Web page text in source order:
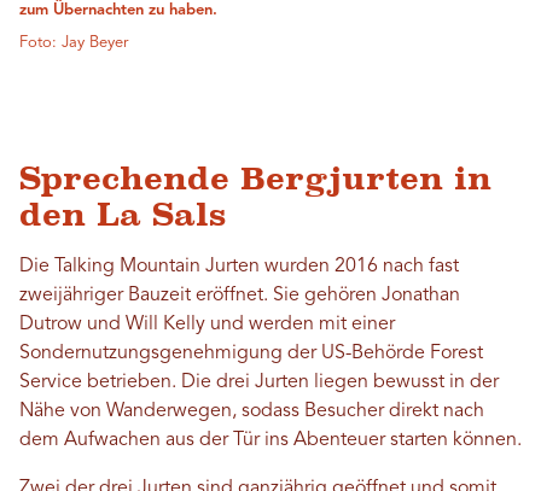
zum Übernachten zu haben.
Foto: Jay Beyer
Sprechende Bergjurten in
den La Sals
Die Talking Mountain Jurten wurden 2016 nach fast
zweijähriger Bauzeit eröffnet. Sie gehören Jonathan
Dutrow und Will Kelly und werden mit einer
Sondernutzungsgenehmigung der US-Behörde Forest
Service betrieben. Die drei Jurten liegen bewusst in der
Nähe von Wanderwegen, sodass Besucher direkt nach
dem Aufwachen aus der Tür ins Abenteuer starten können.